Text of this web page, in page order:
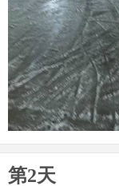
第2天